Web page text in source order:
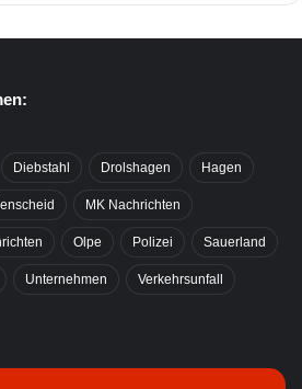
Diebstahl Drolshagen Hagen
MK Nachrichten
Olpe Polizei Sauerland
Unternehmen Verkehrsunfall